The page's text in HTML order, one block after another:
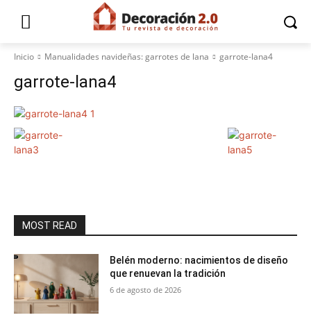
Inicio Manualidades navideñas: garrotes de lana garrote-lana4
garrote-lana4
MOST READ
Belén moderno: nacimientos de diseño
que renuevan la tradición
6 de agosto de 2026